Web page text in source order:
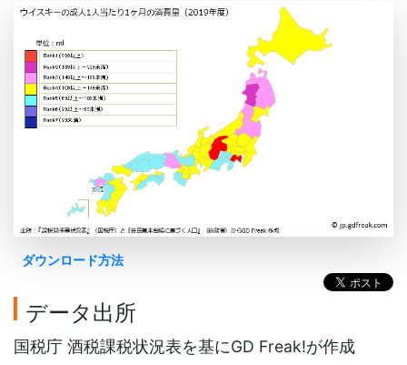
ダウンロード方法
データ出所
国税庁 酒税課税状況表を基にGD Freak!が作成